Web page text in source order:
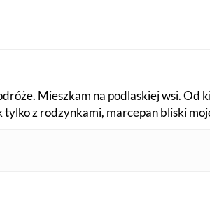
Mieszkam na podlaskiej wsi.
z rodzynkami, marcepan bliski